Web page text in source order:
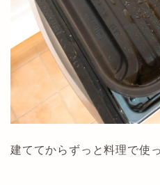
建ててからずっと料理で使